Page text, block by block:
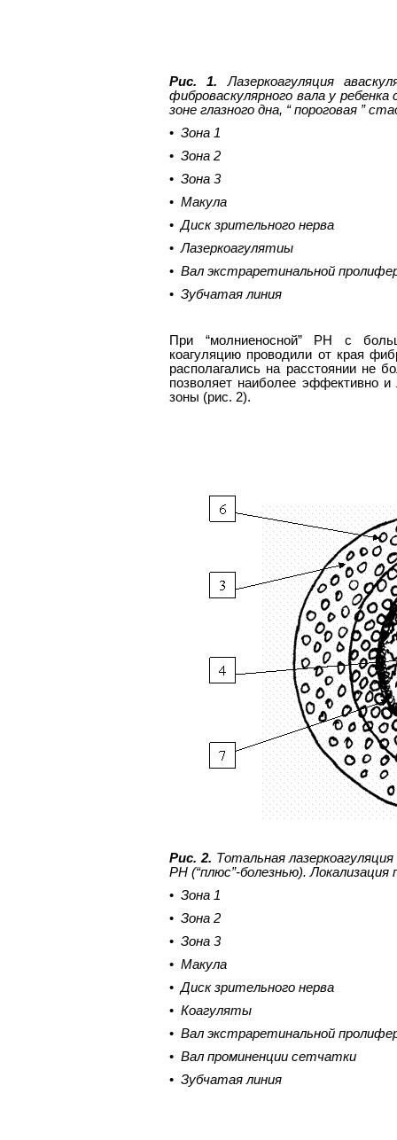
Рис. 1.Лазеркоагуляция
фиброваскулярного вала у ребенка
зоне глазного дна, “пороговая ”
• Зона 1
• Зона 2
• Зона 3
• Макула
•Диск зрительного нерва
•Лазеркоагулятиы
• Вал экстраретинальной
• Зубчатая линия
При “молниеносной” РН с
коагуляцию проводили от края
располагались на расстоянии не
позволяет наиболее эффективно и
зоны (рис. 2).
Рис. 2. Тотальная
РН (“плюс”-болезнью). Локализация
• Зона 1
• Зона 2
• Зона 3
• Макула
•Диск зрительного нерва
• Коагуляты
• Вал экстраретинальной
• Вал проминенции сетчатки
• Зубчатая линия